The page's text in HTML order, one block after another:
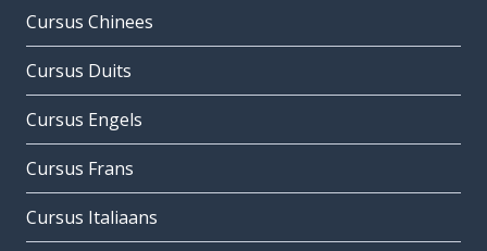
Cursus Chinees
Cursus Duits
Cursus Engels
Cursus Frans
Cursus Italiaans